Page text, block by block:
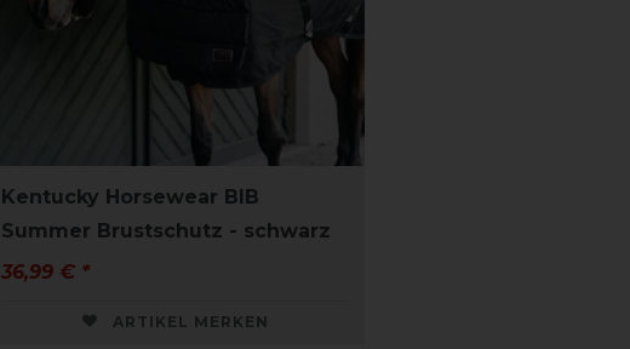
Kentucky Horsewear BIB
Summer Brustschutz - schwarz
36,99 € *
ARTIKEL MERKEN